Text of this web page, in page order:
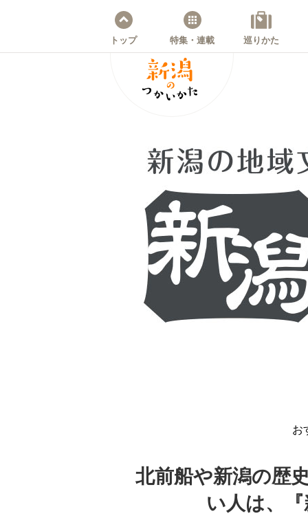
トップ 特集・連載 巡りかた
お
北前船や新潟の歴
い人は、